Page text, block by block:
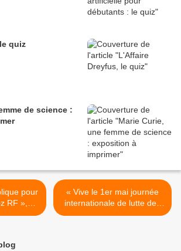
quiz
de science :
RF »,
« Vive le 1er mai journée
internationale de lutte des
travailleurs », Humanité